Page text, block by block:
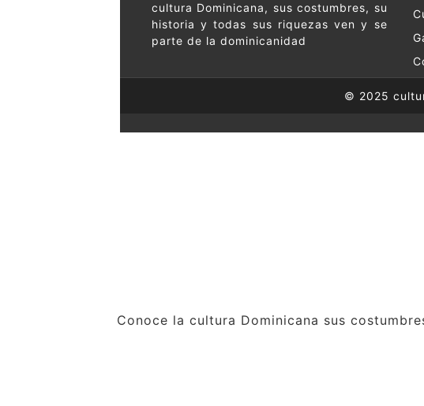
cultura Dominicana, sus costumbres, su
historia y todas sus riquezas ven y se
parte de la dominicanidad
© 2025
Conoce la cultura Dominicana sus